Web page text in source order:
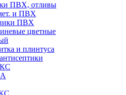
ПВХ, отливы
и ПВХ
ПВХ
цветные
и плинтуса